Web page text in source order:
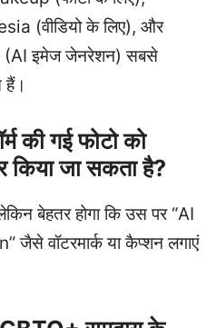
(वीडियो के लिए), और
(AI इमेज जेनरेशन) सबसे
हैं।
की गई फोटो को
किया जा सकता है?
बेहतर होगा कि उस पर “AI
जैसे वॉटरमार्क या कैप्शन लगाएं